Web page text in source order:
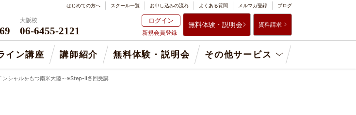
大阪校
06-6455-2121
ログイン
新規会員登録
無料体験・説明会 資料請求
はじめての方へ スクール一覧 お申し込みの流れ よくある質問 メルマガ登録 ブログ
イン講座 講師紹介 無料体験・説明会 その他サービス
ンシャルをもつ南米大陸～※Step-Ⅱ各回受講